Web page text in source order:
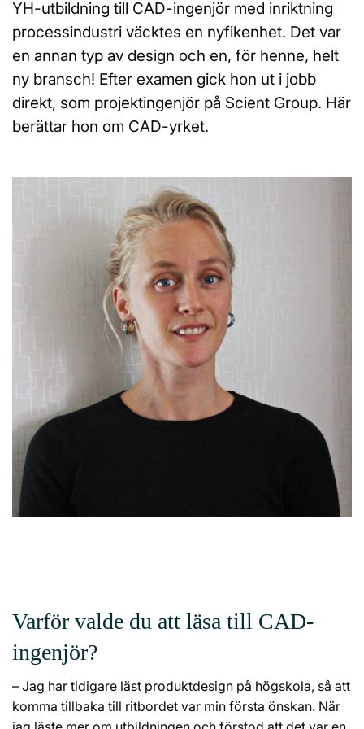
YH-utbildning till CAD-ingenjör med inriktning
processindustri väcktes en nyfikenhet. Det var
en annan typ av design och en, för henne, helt
ny bransch! Efter examen gick hon ut i jobb
direkt, som projektingenjör på Scient Group. Här
berättar hon om CAD-yrket.
Varför valde du att läsa till CAD-
ingenjör?
– Jag har tidigare läst produktdesign på högskola, så att
komma tillbaka till ritbordet var min första önskan. När